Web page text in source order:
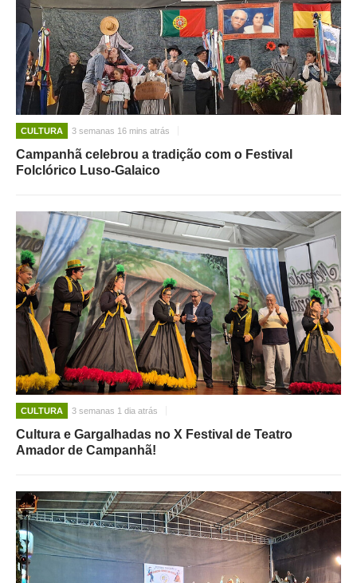
CULTURA 3 semanas 16 mins atrás
Campanhã celebrou a tradição com o Festival
Folclórico Luso-Galaico
CULTURA 3 semanas 1 dia atrás
Cultura e Gargalhadas no X Festival de Teatro
Amador de Campanhã!